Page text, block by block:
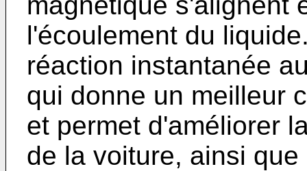
l'écoulement du
réaction instantanée
qui donne un meilleur
et permet d'améliorer
de la voiture, ainsi